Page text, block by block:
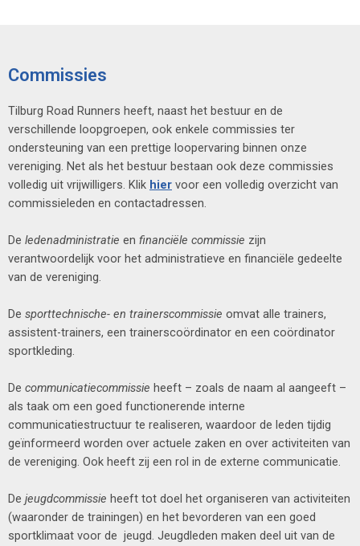
Commissies
Tilburg Road Runners heeft, naast het bestuur en de
verschillende loopgroepen, ook enkele commissies ter
ondersteuning van een prettige loopervaring binnen onze
vereniging. Net als het bestuur bestaan ook deze commissies
volledig uit vrijwilligers. Klik hier voor een volledig overzicht van
commissieleden en contactadressen.
De ledenadministratie en financiële commissie zijn
verantwoordelijk voor het administratieve en financiële gedeelte
van de vereniging.
De sporttechnische- en trainerscommissie omvat alle trainers,
assistent-trainers, een trainerscoördinator en een coördinator
sportkleding.
De communicatiecommissie heeft – zoals de naam al aangeeft –
als taak om een goed functionerende interne
communicatiestructuur te realiseren, waardoor de leden tijdig
geïnformeerd worden over actuele zaken en over activiteiten van
de vereniging. Ook heeft zij een rol in de externe communicatie.
De jeugdcommissie heeft tot doel het organiseren van activiteiten
(waaronder de trainingen) en het bevorderen van een goed
sportklimaat voor de jeugd. Jeugdleden maken deel uit van de